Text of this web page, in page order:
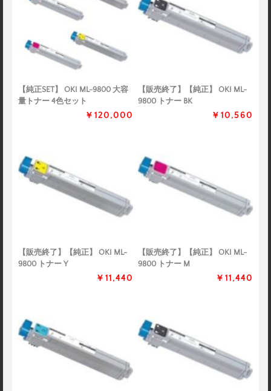
【純正SET】 OKI ML-9800 大容
量トナー 4色セット
￥120,000
【販売終了】【純正】 OKI ML-
9800 トナー BK
￥10,560
【販売終了】【純正】 OKI ML-
9800 トナー Y
￥11,440
【販売終了】【純正】 OKI ML-
9800 トナー M
￥11,440